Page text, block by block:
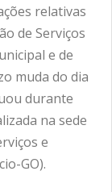
relativas
de Serviços
e de
muda do dia
durante
na sede
e
GO).